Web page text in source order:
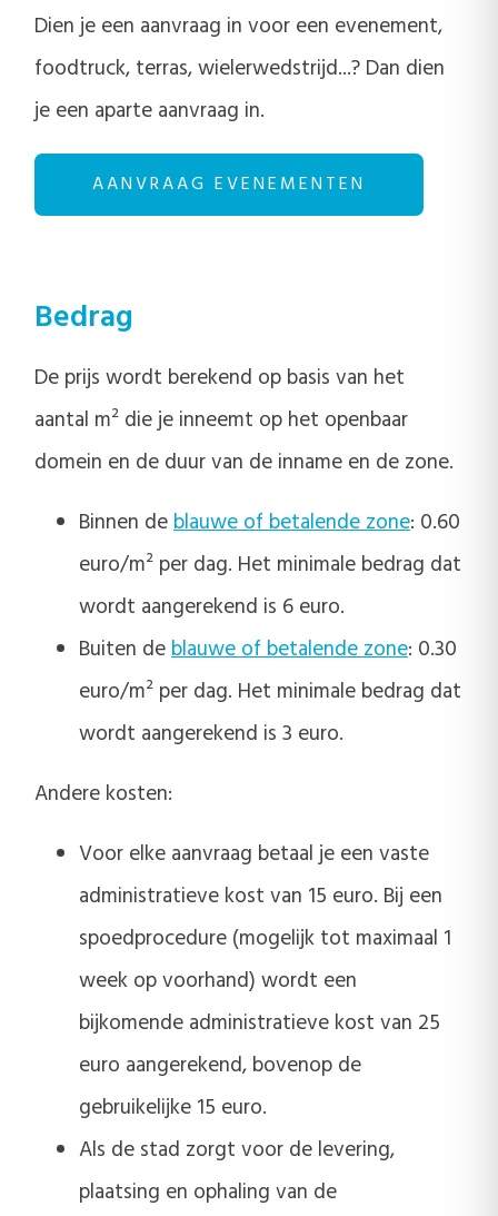
Dien je een aanvraag in voor een evenement,
foodtruck, terras, wielerwedstrijd...? Dan dien
je een aparte aanvraag in.
AANVRAAG EVENEMENTEN
Bedrag
De prijs wordt berekend op basis van het
aantal m² die je inneemt op het openbaar
domein en de duur van de inname en de zone.
Binnen deblauwe of betalende zone: 0.60
euro/m² per dag. Het minimale bedrag dat
wordt aangerekend is 6 euro.
Buiten deblauwe of betalende zone: 0.30
euro/m² per dag. Het minimale bedrag dat
wordt aangerekend is 3 euro.
Andere kosten:
Voor elke aanvraag betaal je een vaste
administratieve kost van 15 euro. Bij een
spoedprocedure (mogelijk tot maximaal 1
week op voorhand) wordt een
bijkomende administratieve kost van 25
euro aangerekend, bovenop de
gebruikelijke 15 euro.
Als de stad zorgt voor de levering,
plaatsing en ophaling van de